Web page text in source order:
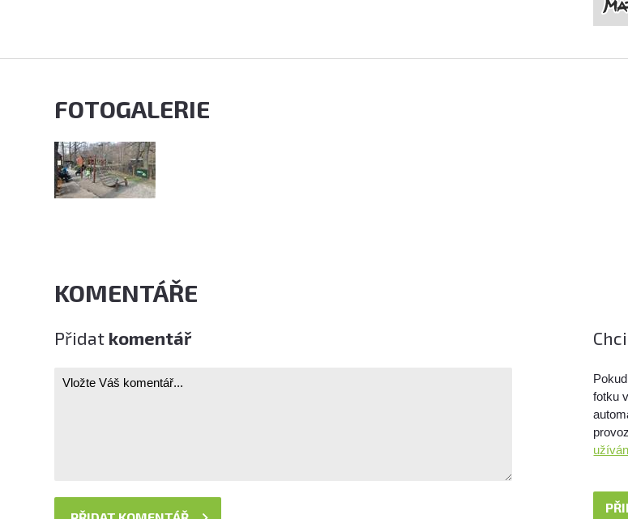
FOTOGALERIE
KOMENTÁŘE
Přidat komentář
fotku